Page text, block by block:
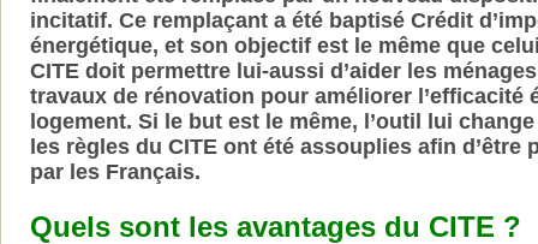
incitatif. Ce remplaçant a été baptisé Crédit
énergétique, et son objectif est le même que
CITE doit permettre lui-aussi d’aider les
travaux de rénovation pour améliorer l’efficacité
logement. Si le but est le même, l’outil lui
les règles du CITE ont été assouplies afin
par les Français.
Quels sont les avantages du CITE ?